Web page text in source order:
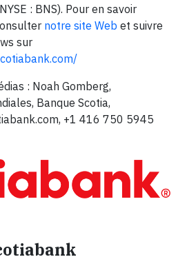
: BNS). Pour en savoir
notre site Web et suivre
sur
: Noah Gomberg,
Banque Scotia,
, +1 416 750 5945